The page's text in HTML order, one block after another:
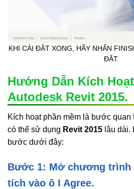
KHI CÀI ĐẶT XONG, HÃY NHẤN
ĐẶT.
Hướng Dẫn Kích
Autodesk Revit 2015.
Kích hoạt phần mềm là bước
có thể sử dụng Revit 2015 lâu dài.
bước dưới đây:
Bước 1: Mở chương trình
tích vào ô I Agree.